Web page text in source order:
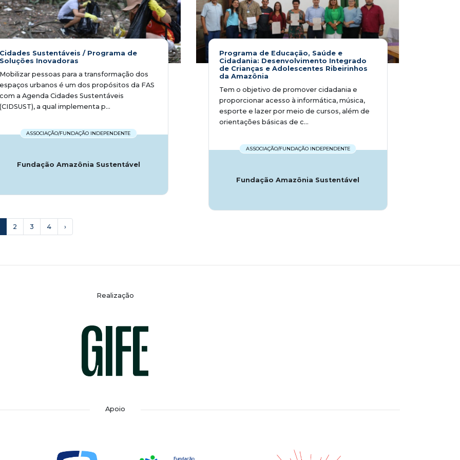
Cidades Sustentáveis / Programa de
Soluções Inovadoras
Mobilizar pessoas para a transformação dos
espaços urbanos é um dos propósitos da FAS
com a Agenda Cidades Sustentáveis
(CIDSUST), a qual implementa p...
ASSOCIAÇÃO/FUNDAÇÃO INDEPENDENTE
Fundação Amazônia Sustentável
Programa de Educação, Saúde e
Cidadania: Desenvolvimento Integrado
de Crianças e Adolescentes Ribeirinhos
da Amazônia
Tem o objetivo de promover cidadania e
proporcionar acesso à informática, música,
esporte e lazer por meio de cursos, além de
orientações básicas de c...
ASSOCIAÇÃO/FUNDAÇÃO INDEPENDENTE
Fundação Amazônia Sustentável
2 3 4 ›
Realização
Apoio